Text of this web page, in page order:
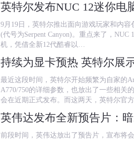
英特尔发布NUC 12迷你电
9月19日，英特尔推出面向游戏玩家和内
(代号为Serpent Canyon)。重点来了，
机，凭借全新12代酷睿以…
最近这段时间，英特尔开始频繁为自家的
A770/750的详细参数，也放出了一些相关
会在近期正式发布。而这两天，英特尔官
前段时间，英伟达放出了预告片，宣布将